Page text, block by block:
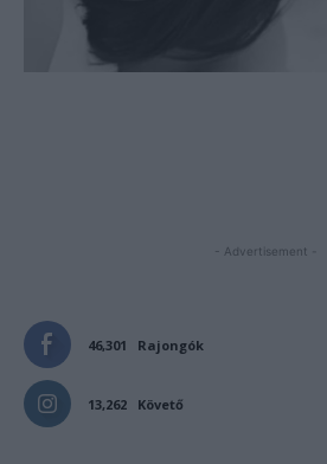
- Advertisement -
46,301 Rajongók
13,262 Követő